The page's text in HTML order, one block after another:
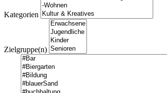
Kategorien
Zielgruppe(n)